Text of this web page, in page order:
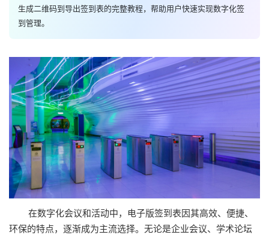
生成二维码到导出签到表的完整教程，帮助用户快速实现数字化签
到管理。
在数字化会议和活动中，电子版签到表因其高效、便捷、
环保的特点，逐渐成为主流选择。无论是企业会议、学术论坛